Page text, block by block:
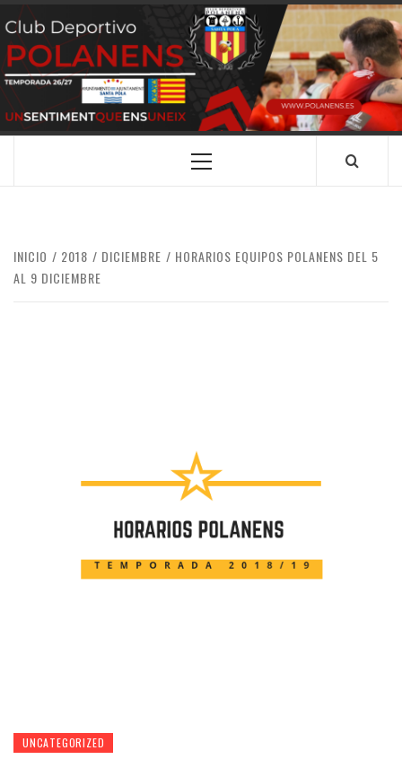
Saltar
al
contenido
CLUB
DEPORTIVO
POLANENS
SANTA POLA
Menú
INICIO 2018 DICIEMBRE
HORARIOS EQUIPOS POLANENS DEL 5
AL 9 DICIEMBRE
UNCATEGORIZED